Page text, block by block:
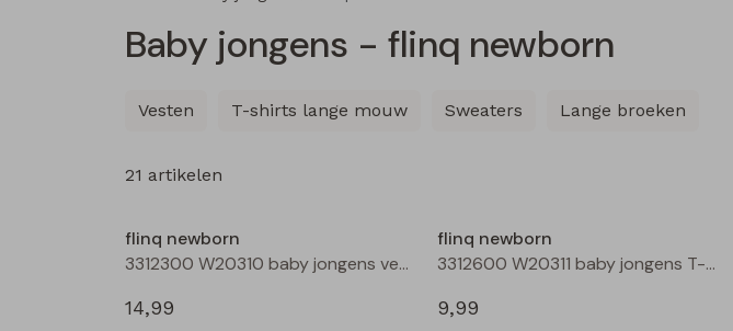
Baby jongens - flinq newborn
T-shirts lange mouw Sweaters
Vesten Lange broeken
21 artikelen
flinq newborn
3312300 W20310 baby jongens vest Taupe
14,99
flinq newborn
3312600 W20311 baby jongens T-shirt lm Bruin
9,99